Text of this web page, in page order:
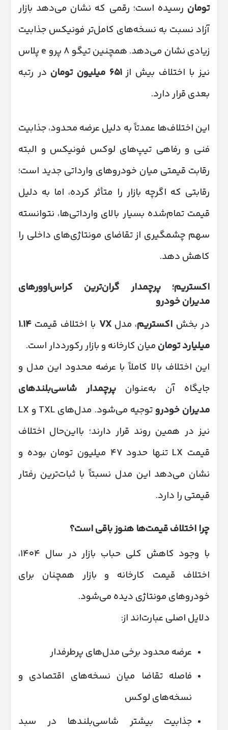
تومان رسیده است؛ رقمی که نشان می‌دهد بازار
آزاد نسبت به نسخه‌های کامل‌تر فونیکس جذابیت
زیادی نشان می‌دهد. همچنین تیگو ۸ پرو e پلاس
نیز با اختلاف بیش از۶۵۱ میلیون تومان در رتبه
بعدی قرار دارد.
این اختلاف‌ها عمدتاً به دلیل عرضه محدود، جذابیت
فنی و رفاهی تیپ‌های لوکس فونیکس و البته
رقابت قیمتی میان خودروهای وارداتی جدید است؛
رقابتی که اگرچه بازار را متأثر کرده، اما به دلیل
قیمت تمام‌شده بسیار بالای وارداتی‌ها، نتوانسته
سهم چشمگیری از تقاضای مونتاژی‌های داخلی را
کاهش دهد.
اکستریم؛ پرچمدار گران‌ترین کراس‌اوورهای
مدیران خودرو
در بخش اکستریم، مدلVX با اختلاف قیمت ۱.۱۴
میلیارد تومان میان کارخانه و بازار رکورددار است.
این اختلاف بالا کاملاً با عرضه محدود این مدل و
جایگاه آن به‌عنوان پرچمدار شاسی‌بلندهای
مدیران خودرو
توجیه می‌شود. مدل‌های TXL و LX
نیز در همین روند قرار دارند؛ بااین‌حال اختلاف
قیمت LX تنها حدود ۴۷ میلیون تومان بوده و
نشان می‌دهد این مدل نسبتاً با ثبات‌ترین رفتار
قیمتی را دارد.
چرا اختلاف قیمت‌ها هنوز باقی است؟
با وجود کاهش کلی حباب بازار در سال ۱۴۰۴،
اختلاف قیمت کارخانه و بازار همچنان برای
خودروهای مونتاژی دیده می‌شود.
دلایل اصلی عبارت‌اند از:
عرضه محدود برخی مدل‌های پرطرفدار
فاصله تقاضا میان نسخه‌های اقتصادی و
نسخه‌های لوکس
جذابیت بیشتر شاسی‌بلندها در سبد